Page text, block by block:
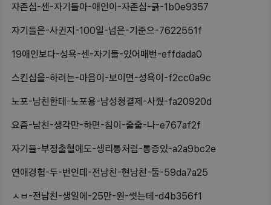
자존심-센-자기들아-애인이-자존심-긁-1b0e9357
자기들은-사귄지-100일-넘은-기준으-7622551f
19애인보다-성욕-센-자기들-있어매번-effdada0
스킨십을-하려는-마음이-보이면-성욕이-f2cc0a9c
노포-남친한테-노포용-남성청결제-사줬-fa20920d
요즘-남친-생각만-하면-침이-줄줄-나-e767af2f
자기들-부정출혈에도-생리통처럼-통증있-a2a9bc2e
연애경험-두-번인데-전남친-현남친-둘-59da7a25
ㅅㅂ-전남친-생일에-25만-원-썻는데-d4b356f1